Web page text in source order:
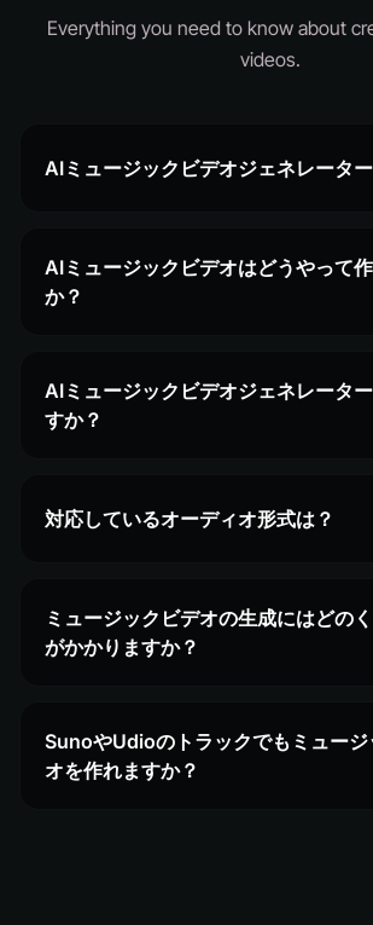
Everything you need to know about
videos.
AIミュージックビデオジェネレータ
AIミュージックビデオはどうやって
か？
AIミュージックビデオジェネレータ
すか？
対応しているオーディオ形式は？
ミュージックビデオの生成にはどの
がかかりますか？
SunoやUdioのトラックでもミュージ
オを作れますか？